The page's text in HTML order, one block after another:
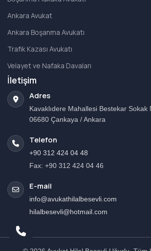
Ankara Avukat
Ankara Boşanma Avukatı
Trafik Kazası Avukatı
Velayet ve Nafaka Davaları
İletişim
Adres
Kavaklıdere Mahallesi Bestekar Sokak
06680 Çankaya / Ankara
Telefon
+90 312 424 04 48
Fax: +90 312 424 04 46
E-mail
info@avukathilalbesevli.com
hilalbesevli@hotmail.com